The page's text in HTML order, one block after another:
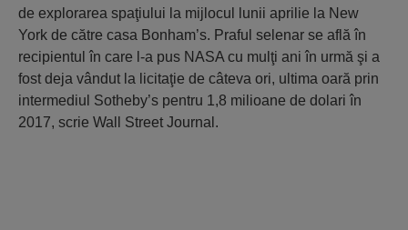
de explorarea spaţiului la mijlocul lunii aprilie la New
York de către casa Bonham’s. Praful selenar se află în
recipientul în care l-a pus NASA cu mulţi ani în urmă şi a
fost deja vândut la licitaţie de câteva ori, ultima oară prin
intermediul Sotheby’s pentru 1,8 milioane de dolari în
2017, scrie Wall Street Journal.